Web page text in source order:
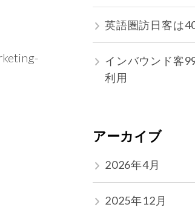
英語圏訪日客は
インバウンド客
利用
アーカイブ
2026年4月
2025年12月